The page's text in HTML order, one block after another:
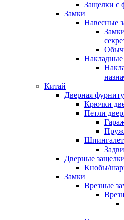
Защелки с
Замки
Навесные
Накладные
Китай
Дверная
Крючки
Петли
Дверные
Кнобы/
Замки
Врезные